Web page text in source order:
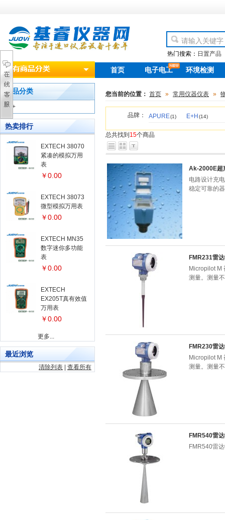
热门搜索： 日置产品
首页 电子电工
new
环境检测
产品分类
+
热卖排行
EXTECH 38070
紧凑的模拟万用
表
￥0.00
EXTECH 38073
微型模拟万用表
￥0.00
EXTECH MN35
数字迷你多功能
表
￥0.00
EXTECH
EX205T真有效值
万用表
￥0.00
更多...
最近浏览
清除列表 查看所有
您当前的位置： 首页 » 常用仪器仪表 »
品牌： APURE(1) E+H (14)
总共找到 15个商品
Ak-2000E超
电路设计充
稳定可靠的
FMR231雷
Micropilot M
测量。测量
FMR230雷
Micropilot M
测量。测量
FMR540雷
FMR540雷